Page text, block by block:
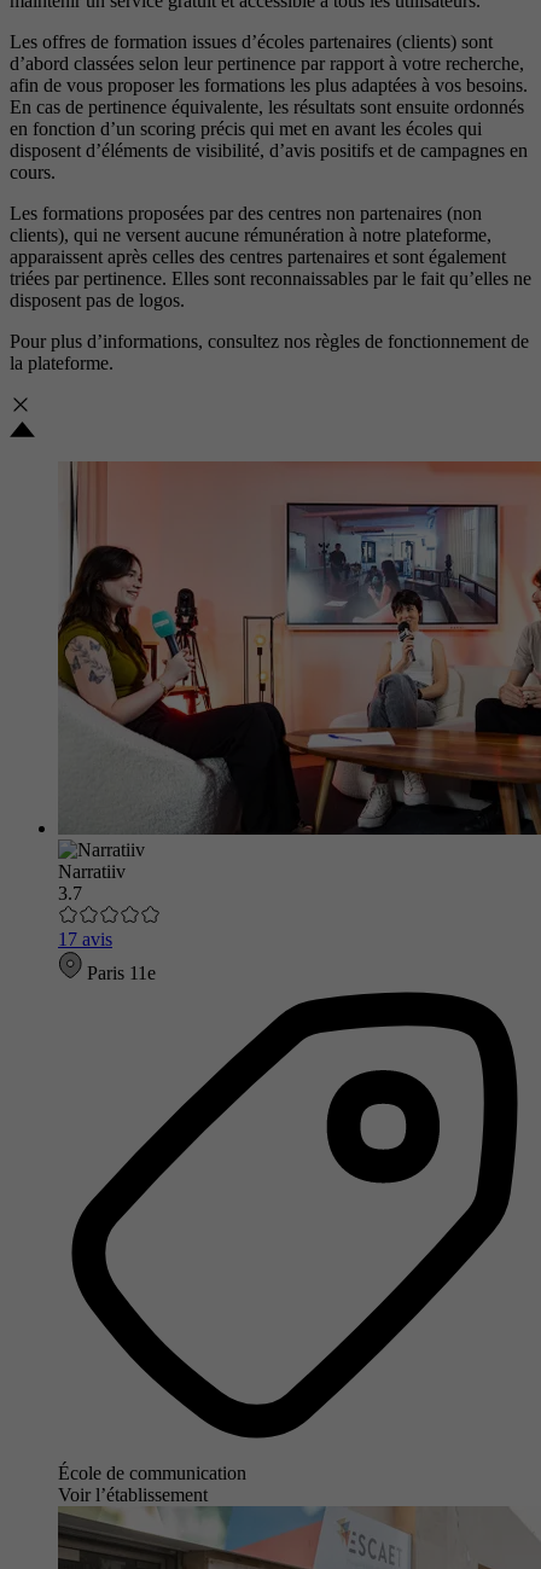
Les offres de formation issues d’écoles partenaires (clients) sont
d’abord classées selon leur pertinence par rapport à votre recherche,
afin de vous proposer les formations les plus adaptées à vos besoins.
En cas de pertinence équivalente, les résultats sont ensuite ordonnés
en fonction d’un scoring précis qui met en avant les écoles qui
disposent d’éléments de visibilité, d’avis positifs et de campagnes en
cours.
Les formations proposées par des centres non partenaires (non
clients), qui ne versent aucune rémunération à notre plateforme,
apparaissent après celles des centres partenaires et sont également
triées par pertinence. Elles sont reconnaissables par le fait qu’elles ne
disposent pas de logos.
Pour plus d’informations, consultez nos règles de fonctionnement de
la plateforme.
Narratiiv
3.7
17 avis
Paris 11e
École de communication
Voir l’établissement